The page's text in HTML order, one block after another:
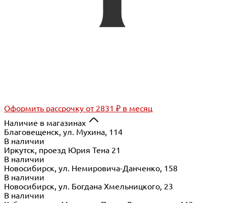
Оформить рассрочку от 2831 ₽ в месяц
Наличие в магазинах
Благовещенск, ул. Мухина, 114
В наличии
Иркутск, проезд Юрия Тена 21
В наличии
Новосибирск, ул. Немировича-Данченко, 158
В наличии
Новосибирск, ул. Богдана Хмельницкого, 23
В наличии